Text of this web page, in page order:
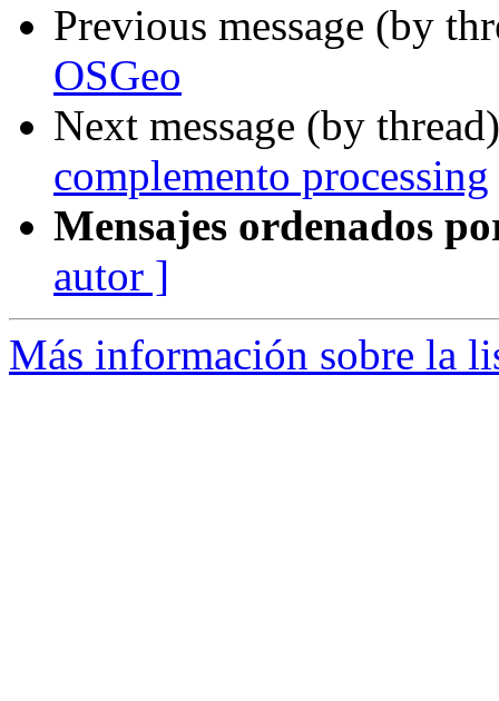
Previous message (by
OSGeo
Next message (by
complemento processing
Mensajes ordenados
autor ]
Más información sobre la